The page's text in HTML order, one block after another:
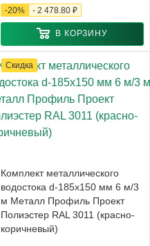
-20% - 2 478.80 ₽
В КОРЗИНУ
Скидка
Комплект металлического
водостока d-185x150 мм 6 м/3
м Металл Профиль Проект
Полиэстер RAL 3011 (красно-
коричневый)